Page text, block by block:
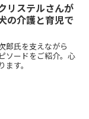
リステルさんが
の介護と育児で
郎氏を支えながら
ソードをご紹介。心
す。